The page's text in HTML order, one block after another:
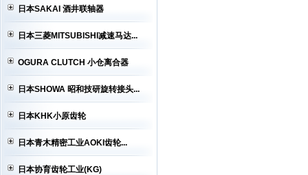
日本SAKAI 酒井联轴器
日本三菱MITSUBISHI减速马达...
OGURA CLUTCH 小仓离合器
日本SHOWA 昭和技研旋转接头...
日本KHK小原齿轮
日本青木精密工业AOKI齿轮...
日本协育齿轮工业(KG)